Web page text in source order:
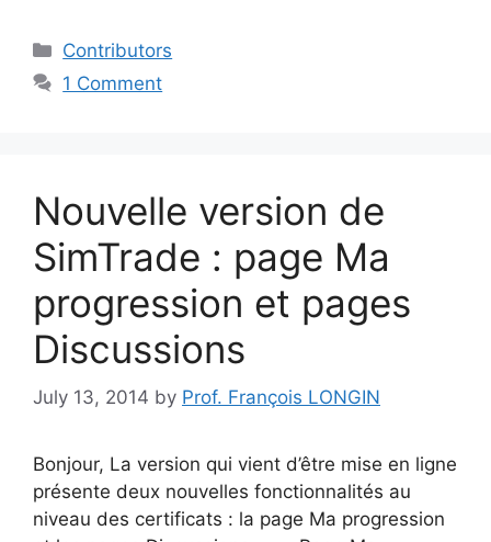
Categories
Contributors
1 Comment
Nouvelle version de
SimTrade : page Ma
progression et pages
Discussions
July 13, 2014 by Prof. François LONGIN
Bonjour, La version qui vient d’être mise en ligne
présente deux nouvelles fonctionnalités au
niveau des certificats : la page Ma progression